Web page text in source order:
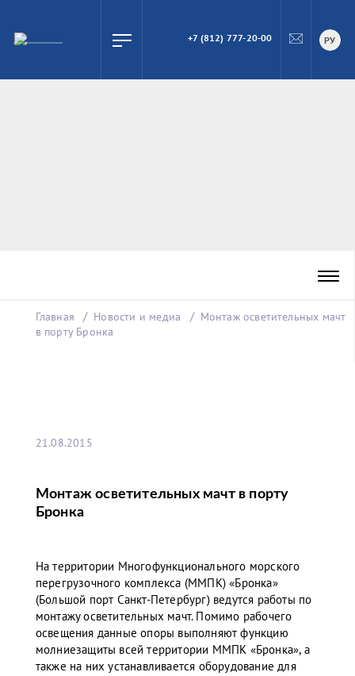
ПОИСК
+7 (812) 777-20-00 РУ
Главная Новости и медиа
Монтаж осветительных мачт
в порту Бронка
21.08.2015
Монтаж осветительных мачт в порту
Бронка
На территории Многофункционального морского
перегрузочного комплекса (ММПК) «Бронка»
(Большой порт Санкт-Петербург) ведутся работы по
монтажу осветительных мачт. Помимо рабочего
освещения данные опоры выполняют функцию
молниезащиты всей территории ММПК «Бронка», а
также на них устанавливается оборудование для